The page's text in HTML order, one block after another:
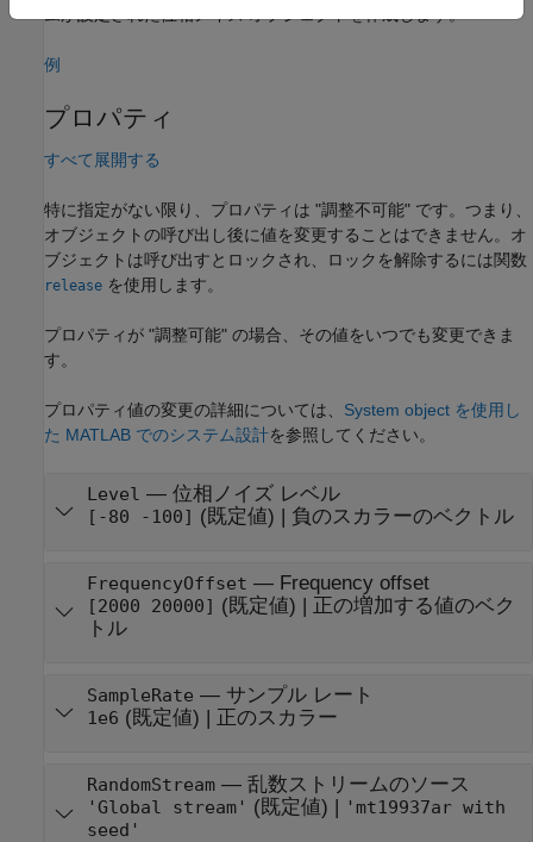
例
プロパティ
すべて展開する
特に指定がない限り、プロパティは "調整不可能" です。つまり、
オブジェクトの呼び出し後に値を変更することはできません。オ
ブジェクトは呼び出すとロックされ、ロックを解除するには関数
release を使用します。
プロパティが "調整可能" の場合、その値をいつでも変更できま
す。
プロパティ値の変更の詳細については、 System object を使用し
た MATLAB でのシステム設計を参照してください。
Level — 位相ノイズ レベル
[-80 -100] (既定値) | 負のスカラーのベクトル
FrequencyOffset — Frequency offset
[2000 20000] (既定値) | 正の増加する値のベク
トル
SampleRate — サンプル レート
1e6 (既定値) | 正のスカラー
RandomStream— 乱数ストリームのソース
'Global stream' (既定値) |
'mt19937ar with
seed'